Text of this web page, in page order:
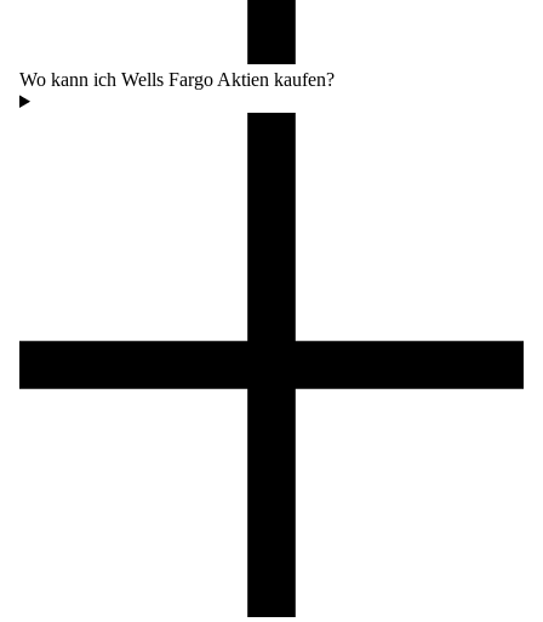
Wo kann ich Wells Fargo Aktien kaufen?